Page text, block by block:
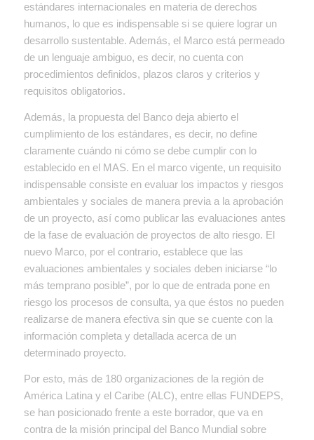
estándares internacionales en materia de derechos
humanos, lo que es indispensable si se quiere lograr un
desarrollo sustentable. Además, el Marco está permeado
de un lenguaje ambiguo, es decir, no cuenta con
procedimientos definidos, plazos claros y criterios y
requisitos obligatorios.
Además, la propuesta del Banco deja abierto el
cumplimiento de los estándares, es decir, no define
claramente cuándo ni cómo se debe cumplir con lo
establecido en el MAS. En el marco vigente, un requisito
indispensable consiste en evaluar los impactos y riesgos
ambientales y sociales de manera previa a la aprobación
de un proyecto, así como publicar las evaluaciones antes
de la fase de evaluación de proyectos de alto riesgo. El
nuevo Marco, por el contrario, establece que las
evaluaciones ambientales y sociales deben iniciarse “lo
más temprano posible”, por lo que de entrada pone en
riesgo los procesos de consulta, ya que éstos no pueden
realizarse de manera efectiva sin que se cuente con la
información completa y detallada acerca de un
determinado proyecto.
Por esto, más de 180 organizaciones de la región de
América Latina y el Caribe (ALC), entre ellas FUNDEPS,
se han posicionado frente a este borrador, que va en
contra de la misión principal del Banco Mundial sobre